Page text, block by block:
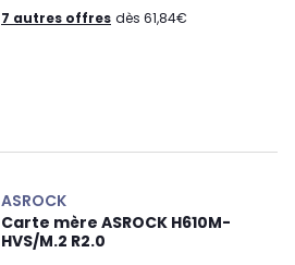
7 autres offres dès 61,84€
ASROCK
Carte mère ASROCK H610M-
HVS/M.2 R2.0